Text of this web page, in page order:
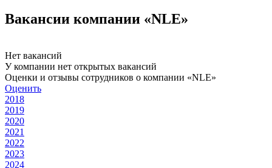
Вакансии компании «NLE»
Нет вакансий
У компании нет открытых вакансий
Оценки и отзывы сотрудников о компании «NLE»
Оценить
2018
2019
2020
2021
2022
2023
2024